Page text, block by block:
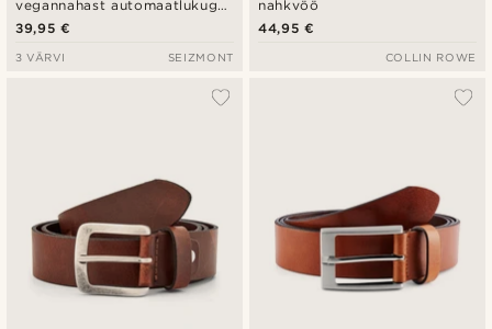
vegannahast automaatlukuga
vöö
39,95 €
3 VÄRVI SEIZMONT
nahkvöö
44,95 €
COLLIN ROWE